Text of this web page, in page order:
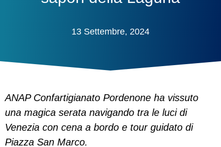
13 Settembre, 2024
ANAP Confartigianato Pordenone ha vissuto
una magica serata navigando tra le luci di
Venezia con cena a bordo e tour guidato di
Piazza San Marco.